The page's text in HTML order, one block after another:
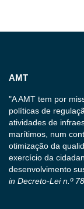
AMT
"A AMT tem por
políticas de
atividades de
marítimos, num
otimização da
exercício da
desenvolvimento
in Decreto-Lei n.º